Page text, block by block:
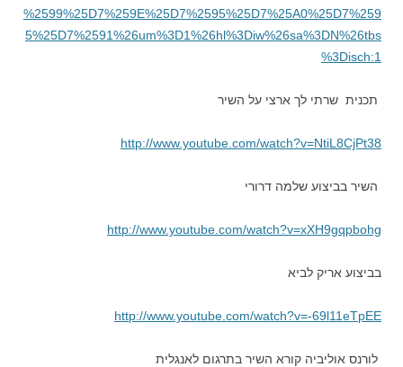
%2599%25D7%259E%25D7%2595%25D7%25A0%25D7%259
5%25D7%2591%26um%3D1%26hl%3Diw%26sa%3DN%26tbs
%3Disch:1
תכנית שרתי לך ארצי על השיר
http://www.youtube.com/watch?v=NtiL8CjPt38
השיר בביצוע שלמה דרורי
http://www.youtube.com/watch?v=xXH9gqpbohg
בביצוע אריק לביא
http://www.youtube.com/watch?v=-69l11eTpEE
לורנס אוליביה קורא השיר בתרגום לאנגלית